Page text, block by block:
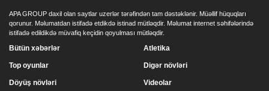
APA GROUP daxil olan saytlar uzerlər tərəfindən tam dəstəklənir. Müəllif hüquqları
qorunur. Məlumatdan istifadə etdikdə istinad mütləqdir. Məlumat internet səhifələrində
istifadə edildikdə müvafiq keçidin qoyulması mütləqdir.
Bütün xəbərlər
Top oyunlar
Döyüş növləri
Atletika
Digər növləri
Videolar